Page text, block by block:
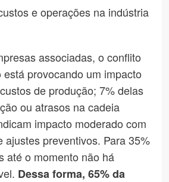
e operações na indústria
associadas, o conflito
provocando um impacto
de produção; 7% delas
ou atrasos na cadeia
impacto moderado com
ajustes preventivos. Para 35%
até o momento não há
Dessa forma, 65% da